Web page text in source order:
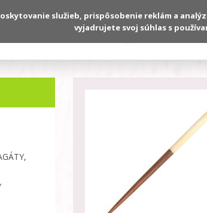
O nás Produkty VOP
služieb, prispôsobenie reklám a
vyjadrujete svoj súhlas s